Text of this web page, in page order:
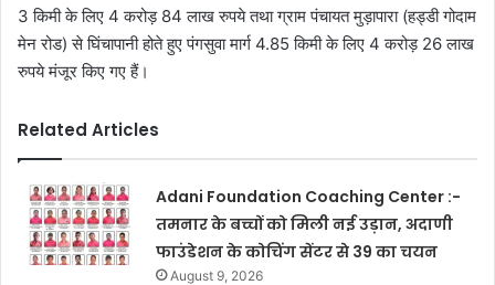
3 किमी के लिए 4 करोड़ 84 लाख रुपये तथा ग्राम पंचायत मुड़ापारा (हड्डी गोदाम
मेन रोड) से घिंचापानी होते हुए पंगसुवा मार्ग 4.85 किमी के लिए 4 करोड़ 26 लाख
रुपये मंजूर किए गए हैं।
Related Articles
Adani Foundation Coaching Center :-
तमनार के बच्चों को मिली नई उड़ान, अदाणी
फाउंडेशन के कोचिंग सेंटर से 39 का चयन
August 9, 2026